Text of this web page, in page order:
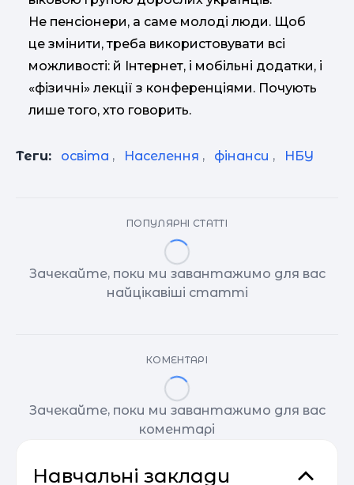
Не пенсіонери, а саме молоді люди. Щоб
це змінити, треба використовувати всі
можливості: й Інтернет, і мобільні додатки, і
«фізичні» лекції з конференціями. Почують
лише того, хто говорить.
Теги: освіта , Населення , фінанси , НБУ
ПОПУЛЯРНІ СТАТТІ
Зачекайте, поки ми завантажимо для вас
найцікавіші статті
КОМЕНТАРІ
Зачекайте, поки ми завантажимо для вас
коментарі
Навчальні заклади